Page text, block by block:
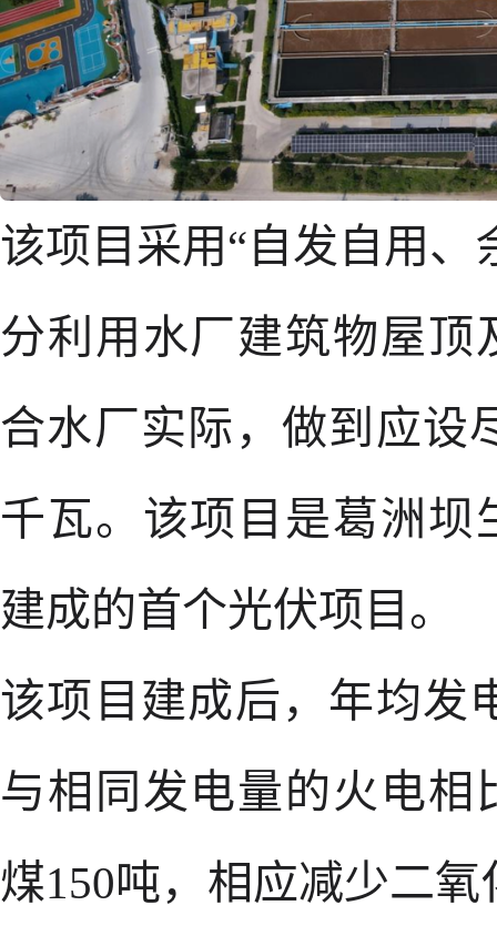
该项目采用“自发自用
分利用水厂建筑物屋顶
合水厂实际，做到应设
千瓦。该项目是葛洲坝
建成的首个光伏项目。
该项目建成后，年均发
与相同发电量的火电相
煤150吨，相应减少二